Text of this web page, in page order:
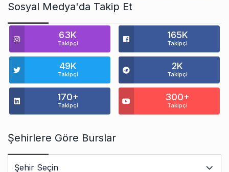
Sosyal Medya'da Takip Et
63K
Takipçi
165K
Takipçi
49K
Takipçi
2K
Takipçi
170+
Takipçi
300+
Takipçi
Şehirlere Göre Burslar